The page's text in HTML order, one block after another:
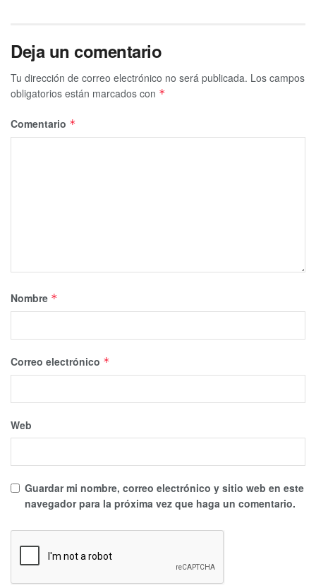
Deja un comentario
Tu dirección de correo electrónico no será publicada. Los campos
obligatorios están marcados con *
Comentario *
Nombre *
Correo electrónico *
Web
Guardar mi nombre, correo electrónico y sitio web en este
navegador para la próxima vez que haga un comentario.